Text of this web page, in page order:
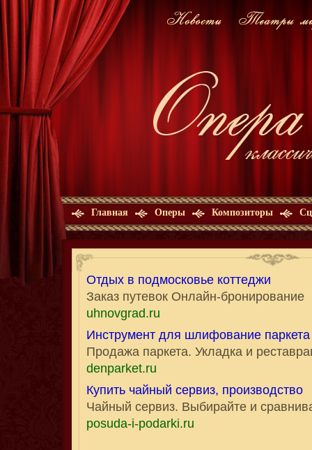
Главная Оперы Композиторы
Отдых в подмосковье коттеджи
Заказ путевок Онлайн-бронирование
uhnovgrad.ru
Инструмент для шлифование паркета
Продажа паркета. Укладка и
denparket.ru
Купить чайный сервиз, производство
Чайный сервиз. Выбирайте и
posuda-i-podarki.ru